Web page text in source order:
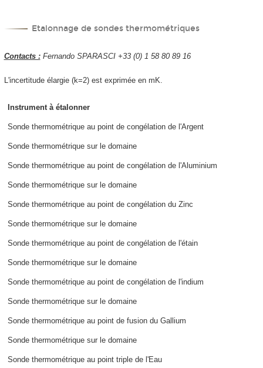
Etalonnage de sondes thermométriques
Contacts :Fernando SPARASCI +33 (0) 1 58 80 89 16
L'incertitude élargie (k=2) est exprimée en mK.
Instrument à étalonner
Sonde thermométrique au point de congélation de l'Argent
Sonde thermométrique sur le domaine
Sonde thermométrique au point de congélation de l'Aluminium
Sonde thermométrique sur le domaine
Sonde thermométrique au point de congélation du Zinc
Sonde thermométrique sur le domaine
Sonde thermométrique au point de congélation de l'étain
Sonde thermométrique sur le domaine
Sonde thermométrique au point de congélation de l'indium
Sonde thermométrique sur le domaine
Sonde thermométrique au point de fusion du Gallium
Sonde thermométrique sur le domaine
Sonde thermométrique au point triple de l'Eau